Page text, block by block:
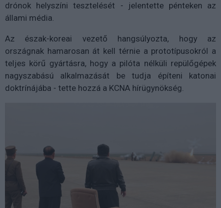
drónok helyszíni tesztelését - jelentette pénteken az
állami média.
Az észak-koreai vezető hangsúlyozta, hogy az
országnak hamarosan át kell térnie a prototípusokról a
teljes körű gyártásra, hogy a pilóta nélküli repülőgépek
nagyszabású alkalmazását be tudja építeni katonai
doktrínájába - tette hozzá a KCNA hírügynökség.